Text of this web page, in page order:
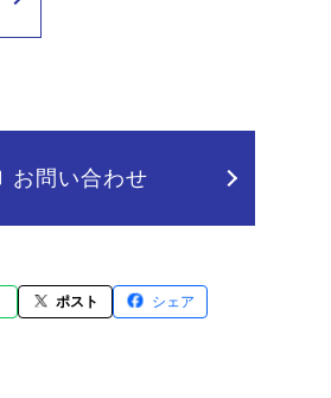
お問い合わせ
ポスト シェア